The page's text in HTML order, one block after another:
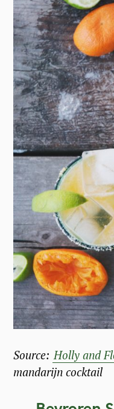
Source: Holly and
mandarijn cocktail